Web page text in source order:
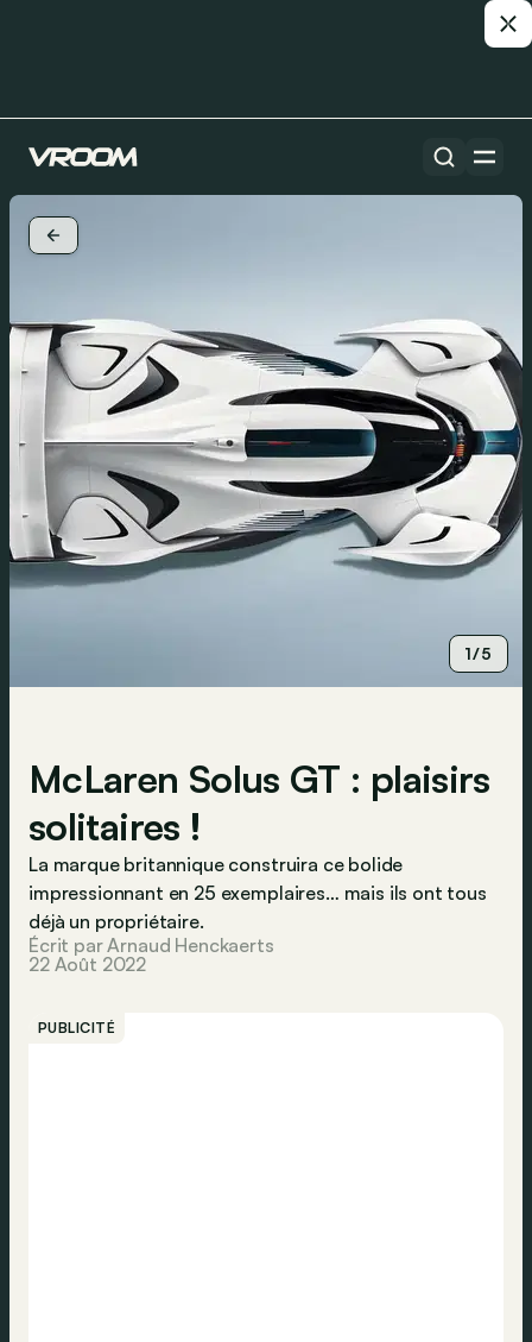
1/5
McLaren Solus GT : plaisirs
solitaires !
La marque britannique construira ce bolide
impressionnant en 25 exemplaires… mais ils ont tous
déjà un propriétaire.
Écrit par Arnaud Henckaerts
22 Août 2022
PUBLICITÉ